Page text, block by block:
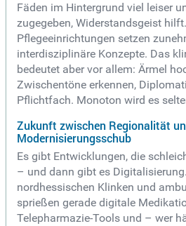
Fäden im Hintergrund viel leiser
zugegeben, Widerstandsgeist
Pflegeeinrichtungen setzen
interdisziplinäre Konzepte. Das
bedeutet aber vor allem: Ärmel
Zwischentöne erkennen,
Pflichtfach. Monoton wird es
Zukunft zwischen Regionalität
Modernisierungsschub
Es gibt Entwicklungen, die
– und dann gibt es
nordhessischen Klinken und
sprießen gerade digitale
Telepharmazie-Tools und – wer